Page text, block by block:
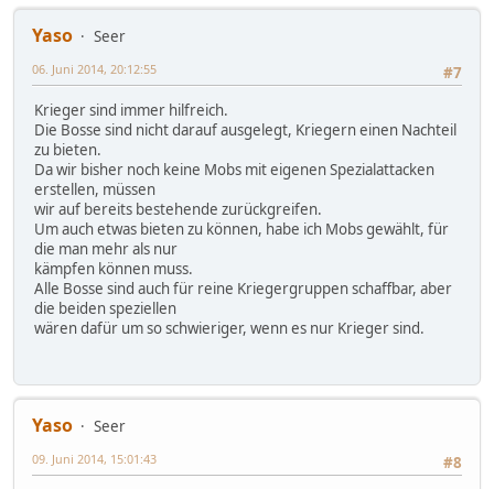
Yaso
Seer
#7
06. Juni 2014, 20:12:55
Krieger sind immer hilfreich.
Die Bosse sind nicht darauf ausgelegt, Kriegern einen Nachteil
zu bieten.
Da wir bisher noch keine Mobs mit eigenen Spezialattacken
erstellen, müssen
wir auf bereits bestehende zurückgreifen.
Um auch etwas bieten zu können, habe ich Mobs gewählt, für
die man mehr als nur
kämpfen können muss.
Alle Bosse sind auch für reine Kriegergruppen schaffbar, aber
die beiden speziellen
wären dafür um so schwieriger, wenn es nur Krieger sind.
Yaso
Seer
#8
09. Juni 2014, 15:01:43